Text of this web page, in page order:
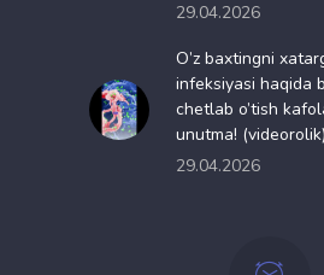
29.04.2026
O’z baxtingni
infeksiyasi haqida
chetlab o’tish
unutma! (videorolik)
29.04.2026